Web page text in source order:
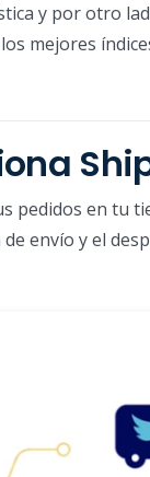
y por otro
mejores
pedidos en tu
envío y el